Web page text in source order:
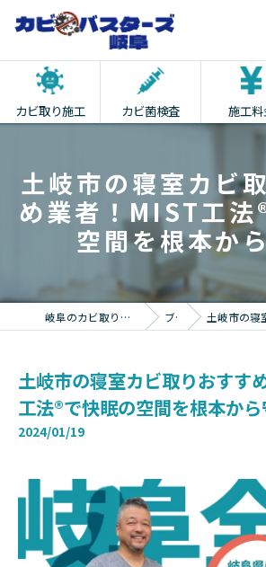
カビ取り施工 カビ菌検査 施工料
土岐市の寝室カビ
め業者！MIST工法
空間を根本か
岐阜のカビ取りならカビバスターズ岐阜 ブログ 土岐市の寝室カビ取りおす
土岐市の寝室カビ取りおすす
工法®で快眠の空間を根本から
2024/01/19